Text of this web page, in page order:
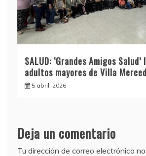
SALUD: ‘Grandes Amigos
adultos mayores de Villa
5 abril, 2026
Deja un comentario
Tu dirección de correo electrónico